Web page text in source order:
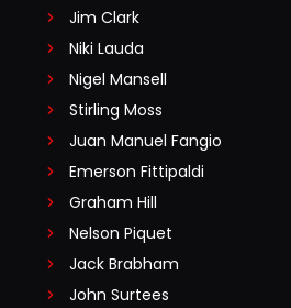
Jim Clark
Niki Lauda
Nigel Mansell
Stirling Moss
Juan Manuel Fangio
Emerson Fittipaldi
Graham Hill
Nelson Piquet
Jack Brabham
John Surtees